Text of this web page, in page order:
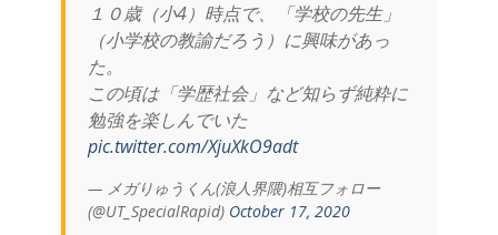
１０歳（小4）時点で、「学校の先生」
（小学校の教諭だろう）に興味があっ
た。
この頃は「学歴社会」など知らず純粋に
勉強を楽しんでいた
pic.twitter.com/XjuXkO9adt
— メガりゅうくん(浪人界隈)相互フォロー
(@UT_SpecialRapid) October 17, 2020